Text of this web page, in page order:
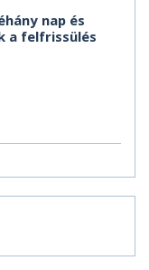
nap és
a felfrissülés